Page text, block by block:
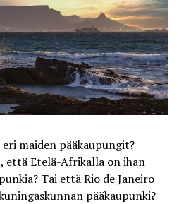
maiden pääkaupungit?
että Etelä-Afrikalla on ihan
Tai että Rio de Janeiro
pääkaupunki?